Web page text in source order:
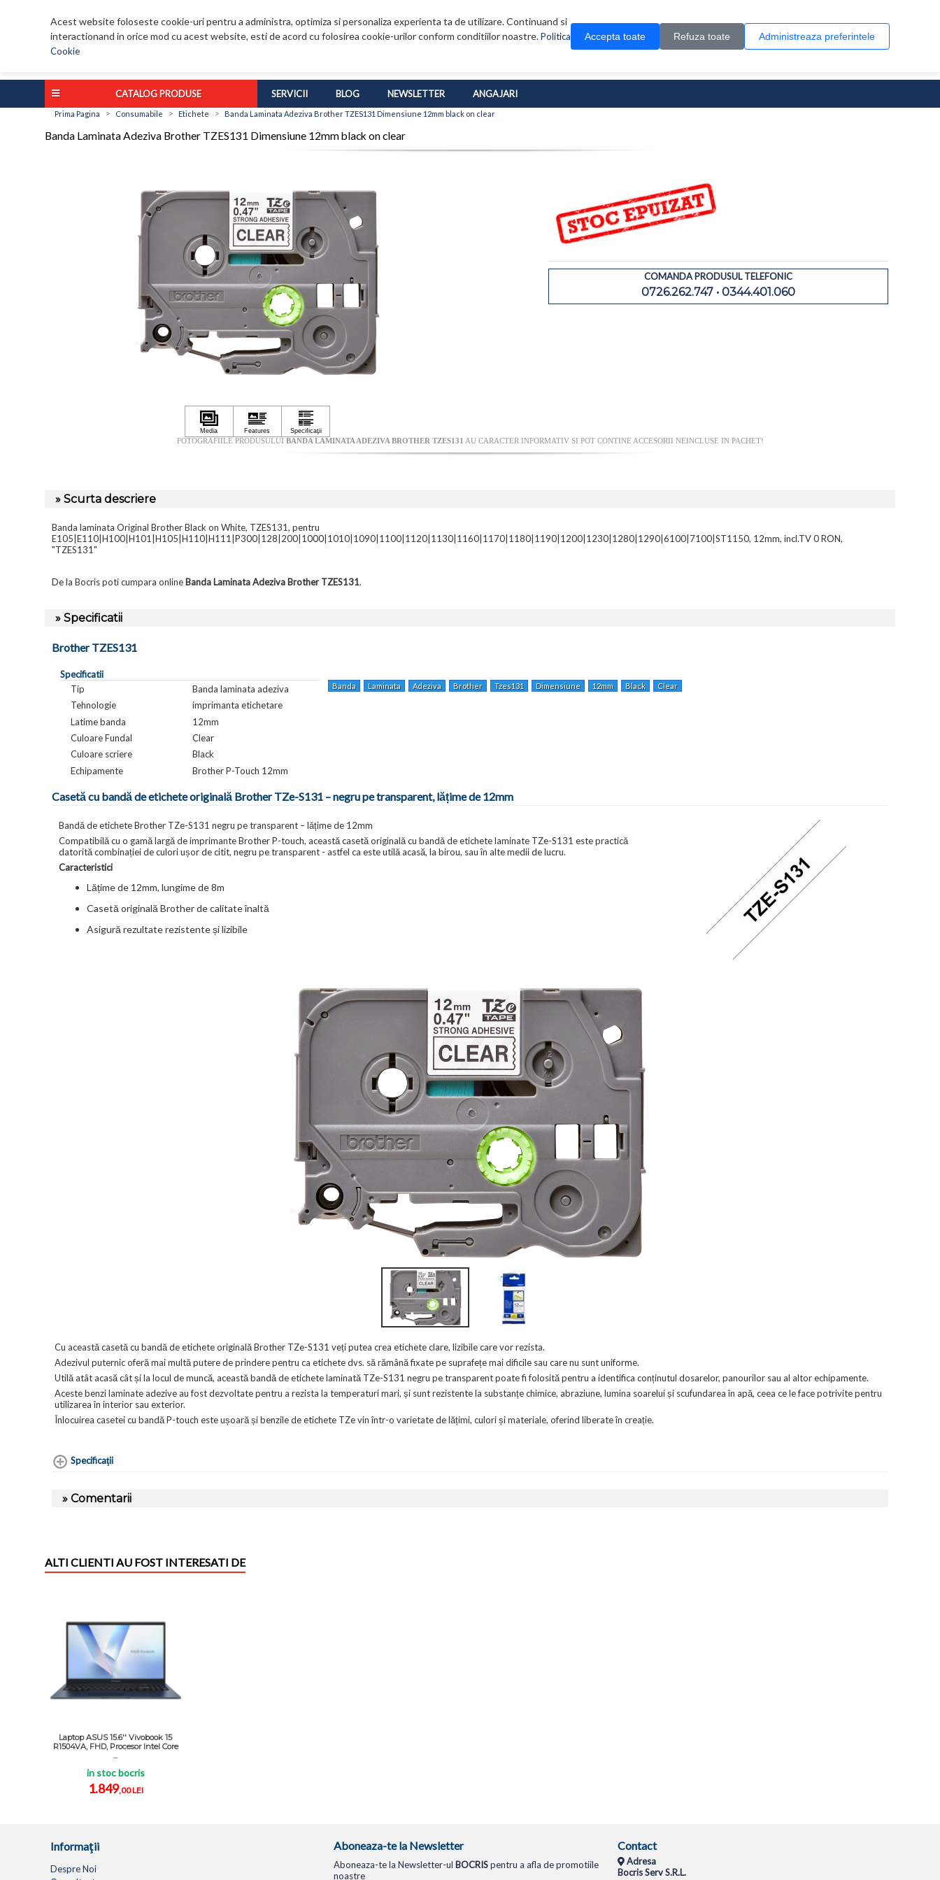
Acest website foloseste cookie-uri pentru a administra, optimiza si personaliza experienta ta de utilizare. Continuand si
interactionand in orice mod cu acest website, esti de acord cu folosirea cookie-urilor conform conditiilor noastre.Politica
Cookie
Accepta toate Refuza toate Administreaza preferintele
0 produs(e)
CATALOG PRODUSE SERVICII BLOG NEWSLETTER ANGAJARI
Prima Pagina > Consumabile > Etichete > Banda Laminata Adeziva Brother TZES131 Dimensiune 12mm black on clear
Banda Laminata Adeziva Brother TZES131 Dimensiune 12mm black on clear
COMANDA PRODUSUL TELEFONIC
0726.262.747 • 0344.401.060
FOTOGRAFIILE PRODUSULUI BANDA LAMINATA ADEZIVA BROTHER TZES131 AU CARACTER INFORMATIV SI POT CONTINE ACCESORII NEINCLUSE IN PACHET!
» Scurta descriere
Banda laminata Original Brother Black on White, TZES131, pentru
E105|E110|H100|H101|H105|H110|H111|P300|128|200|1000|1010|1090|1100|1120|1130|1160|1170|1180|1190|1200|1230|1280|1290|6100|7100|ST1150, 12mm, incl.TV 0 RON,
"TZES131"
De la Bocris poti cumpara online Banda Laminata Adeziva Brother TZES131.
» Specificatii
Brother TZES131
Specificatii
Tip
Banda laminata adeziva
Tehnologie
imprimanta etichetare
Latime banda
12mm
Culoare Fundal
Clear
Culoare scriere
Black
Echipamente
Brother P-Touch 12mm
Banda Laminata Adeziva Brother Tzes131 Dimensiune 12mm Black Clear
Casetă cu bandă de etichete originală Brother TZe-S131 – negru pe transparent, lățime de 12mm
Bandă de etichete Brother TZe-S131 negru pe transparent – lățime de 12mm
Compatibilă cu o gamă largă de imprimante Brother P-touch, această casetă originală cu bandă de etichete laminate TZe-S131 este practică
datorită combinației de culori ușor de citit, negru pe transparent - astfel ca este utilă acasă, la birou, sau în alte medii de lucru.
Caracteristici
Lățime de 12mm, lungime de 8m
Casetă originală Brother de calitate înaltă
Asigură rezultate rezistente și lizibile
Cu această casetă cu bandă de etichete originală Brother TZe-S131 veți putea crea etichete clare, lizibile care vor rezista.
Adezivul puternic oferă mai multă putere de prindere pentru ca etichete dvs. să rămână fixate pe suprafețe mai dificile sau care nu sunt uniforme.
Utilă atât acasă cât și la locul de muncă, această bandă de etichete laminată TZe-S131 negru pe transparent poate fi folosită pentru a identifica conținutul dosarelor, panourilor sau al altor echipamente.
Aceste benzi laminate adezive au fost dezvoltate pentru a rezista la temperaturi mari, și sunt rezistente la substanțe chimice, abraziune, lumina soarelui și scufundarea în apă, ceea ce le face potrivite pentru
utilizarea în interior sau exterior.
Înlocuirea casetei cu bandă P-touch este ușoară și benzile de etichete TZe vin într-o varietate de lățimi, culori și materiale, oferind liberate în creație.
Specificaţii
» Comentarii
ALTI CLIENTI AU FOST INTERESATI DE
Laptop ASUS 15.6'' Vivobook 15
R1504VA, FHD, Procesor Intel Core
...
in stoc bocris
1.849,00 LEI
Informaţii
Despre Noi
Aboneaza-te la Newsletter
Aboneaza-te la Newsletter-ul BOCRISpentru a afla de promotiile
noastre
Contact
Adresa
Bocris Serv S.R.L.